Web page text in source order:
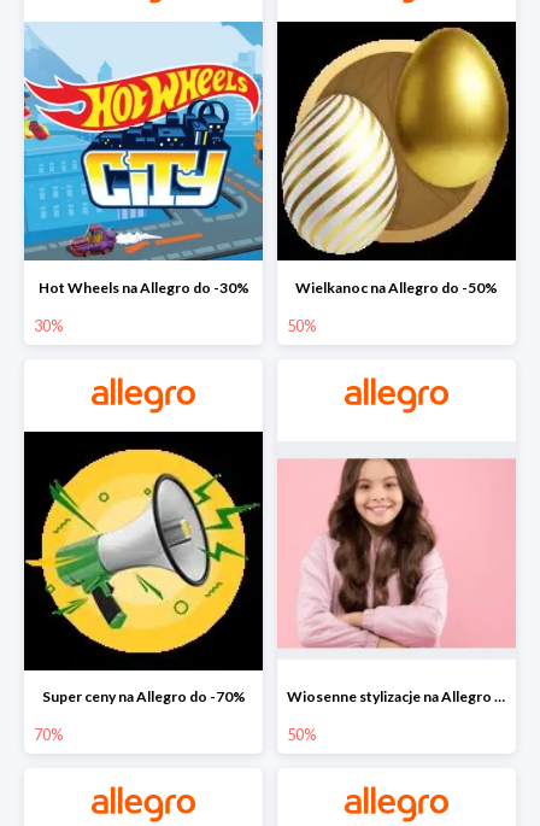
Hot Wheels na Allegro do -30%
30%
Wielkanoc na Allegro do -50%
50%
Super ceny na Allegro do -70%
70%
Wiosenne stylizacje na Allegro do -50%
50%